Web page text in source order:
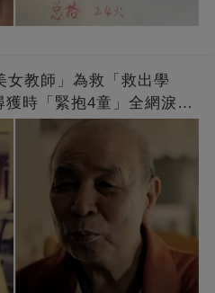
女教師」為救「救出學
時「緊抱4童」全網淚